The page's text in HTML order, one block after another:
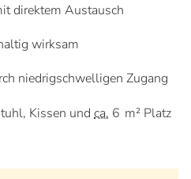
direktem Austausch
wirksam
niedrigschwelligen Zugang
Kissen und ca. 6 m² Platz